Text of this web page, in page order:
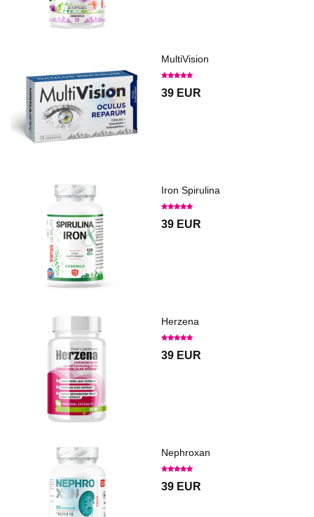
MultiVision
39 EUR
Iron Spirulina
39 EUR
Herzena
39 EUR
Nephroxan
39 EUR